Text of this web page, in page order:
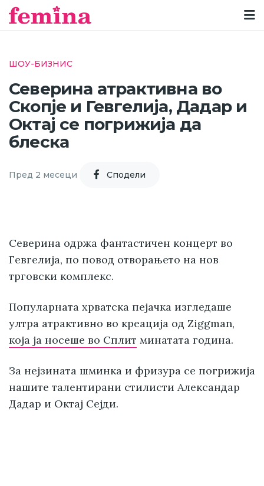
ШОУ-БИЗНИС
Северина атрактивна во
Скопје и Гевгелија, Дадар и
Октај се погрижија да
блеска
Пред 2 месеци Cподели
Северина одржа фантастичен концерт во
Гевгелија, по повод отворањето на нов
трговски комплекс.
Популарната хрватска пејачка изгледаше
ултра атрактивно во креација од Ziggman,
која ја носеше во Сплит минатата година.
За нејзината шминка и фризура се погрижија
нашите талентирани стилисти Александар
Дадар и Октај Сејди.